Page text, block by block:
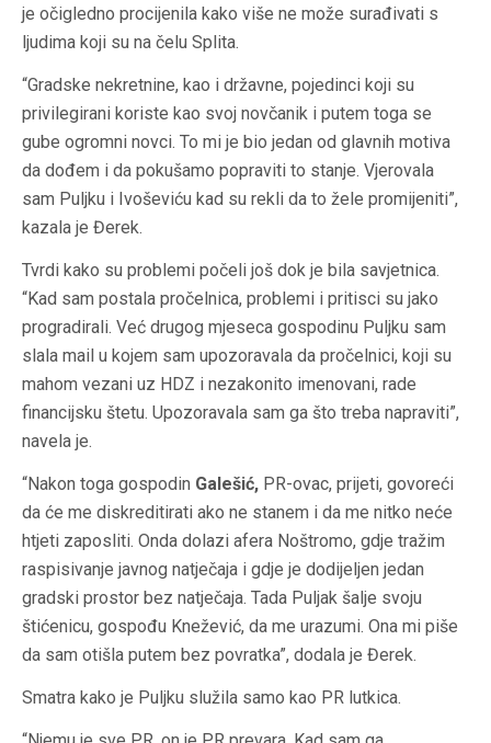
je očigledno procijenila kako više ne može surađivati s
ljudima koji su na čelu Splita.
“Gradske nekretnine, kao i državne, pojedinci koji su
privilegirani koriste kao svoj novčanik i putem toga se
gube ogromni novci. To mi je bio jedan od glavnih motiva
da dođem i da pokušamo popraviti to stanje. Vjerovala
sam Puljku i Ivoševiću kad su rekli da to žele promijeniti”,
kazala je Đerek.
Tvrdi kako su problemi počeli još dok je bila savjetnica.
“Kad sam postala pročelnica, problemi i pritisci su jako
progradirali. Već drugog mjeseca gospodinu Puljku sam
slala mail u kojem sam upozoravala da pročelnici, koji su
mahom vezani uz HDZ i nezakonito imenovani, rade
financijsku štetu. Upozoravala sam ga što treba napraviti”,
navela je.
“Nakon toga gospodin Galešić, PR-ovac, prijeti, govoreći
da će me diskreditirati ako ne stanem i da me nitko neće
htjeti zaposliti. Onda dolazi afera Noštromo, gdje tražim
raspisivanje javnog natječaja i gdje je dodijeljen jedan
gradski prostor bez natječaja. Tada Puljak šalje svoju
štićenicu, gospođu Knežević, da me urazumi. Ona mi piše
da sam otišla putem bez povratka”, dodala je Đerek.
Smatra kako je Puljku služila samo kao PR lutkica.